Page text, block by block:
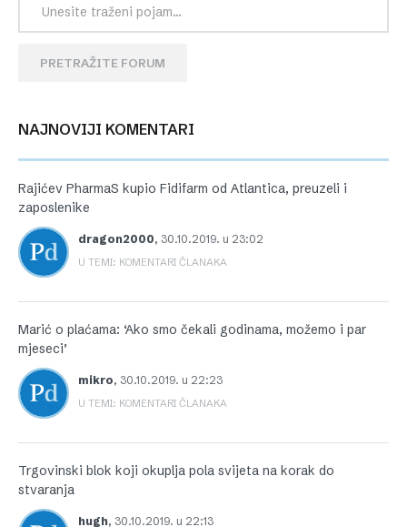
PRETRAŽITE FORUM
NAJNOVIJI KOMENTARI
Rajićev PharmaS kupio Fidifarm od Atlantica, preuzeli i
zaposlenike
dragon2000, 30.10.2019. u 23:02
U TEMI: KOMENTARI ČLANAKA
Marić o plaćama: ‘Ako smo čekali godinama, možemo i par
mjeseci’
mikro, 30.10.2019. u 22:23
U TEMI: KOMENTARI ČLANAKA
Trgovinski blok koji okuplja pola svijeta na korak do
stvaranja
hugh, 30.10.2019. u 22:13